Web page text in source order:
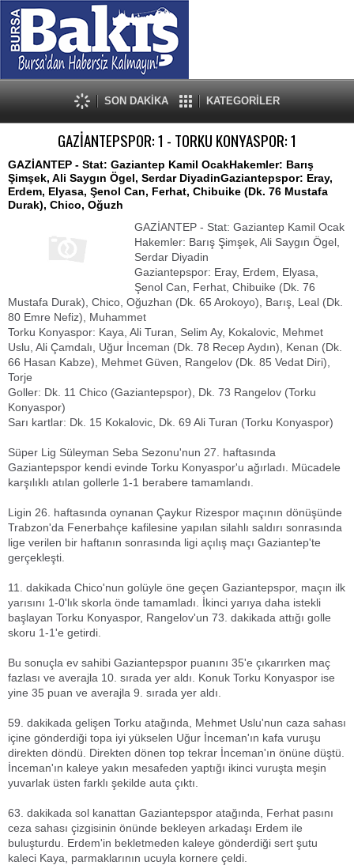
SON DAKİKA KATEGORİLER
GAZİANTEPSPOR: 1 - TORKU KONYASPOR: 1
GAZİANTEP - Stat: Gaziantep Kamil OcakHakemler: Barış
Şimşek, Ali Saygın Ögel, Serdar DiyadinGaziantepspor: Eray,
Erdem, Elyasa, Şenol Can, Ferhat, Chibuike (Dk. 76 Mustafa
Durak), Chico, Oğuzh
GAZİANTEP - Stat: Gaziantep Kamil Ocak
Hakemler: Barış Şimşek, Ali Saygın Ögel,
Serdar Diyadin
Gaziantepspor: Eray, Erdem, Elyasa,
Şenol Can, Ferhat, Chibuike (Dk. 76
Mustafa Durak), Chico, Oğuzhan (Dk. 65 Arokoyo), Barış, Leal (Dk.
80 Emre Nefiz), Muhammet
Torku Konyaspor: Kaya, Ali Turan, Selim Ay, Kokalovic, Mehmet
Uslu, Ali Çamdalı, Uğur İnceman (Dk. 78 Recep Aydın), Kenan (Dk.
66 Hasan Kabze), Mehmet Güven, Rangelov (Dk. 85 Vedat Diri),
Torje
Goller: Dk. 11 Chico (Gaziantepspor), Dk. 73 Rangelov (Torku
Konyaspor)
Sarı kartlar: Dk. 15 Kokalovic, Dk. 69 Ali Turan (Torku Konyaspor)
Süper Lig Süleyman Seba Sezonu'nun 27. haftasında
Gaziantepspor kendi evinde Torku Konyaspor'u ağırladı. Mücadele
karşılıklı atılan gollerle 1-1 berabere tamamlandı.
Ligin 26. haftasında oynanan Çaykur Rizespor maçının dönüşünde
Trabzon'da Fenerbahçe kafilesine yapılan silahlı saldırı sonrasında
lige verilen bir haftanın sonrasında ligi açılış maçı Gaziantep'te
gerçekleşti.
11. dakikada Chico'nun golüyle öne geçen Gaziantepspor, maçın ilk
yarısını 1-0'lık skorla önde tamamladı. İkinci yarıya daha istekli
başlayan Torku Konyaspor, Rangelov'un 73. dakikada attığı golle
skoru 1-1'e getirdi.
Bu sonuçla ev sahibi Gaziantepspor puanını 35'e çıkarırken maç
fazlası ve averajla 10. sırada yer aldı. Konuk Torku Konyaspor ise
yine 35 puan ve averajla 9. sırada yer aldı.
59. dakikada gelişen Torku atağında, Mehmet Uslu'nun caza sahası
içine gönderdiği topa iyi yükselen Uğur İnceman'ın kafa vuruşu
direkten döndü. Direkten dönen top tekrar İnceman'ın önüne düştü.
İnceman'ın kaleye yakın mesafeden yaptığı ikinci vuruşta meşin
yuvarlak üsten farklı şekilde auta çıktı.
63. dakikada sol kanattan Gaziantepspor atağında, Ferhat pasını
ceza sahası çizgisinin önünde bekleyen arkadaşı Erdem ile
buluşturdu. Erdem'in bekletmeden kaleye gönderdiği sert şutu
kaleci Kaya, parmaklarının ucuyla kornere çeldi.